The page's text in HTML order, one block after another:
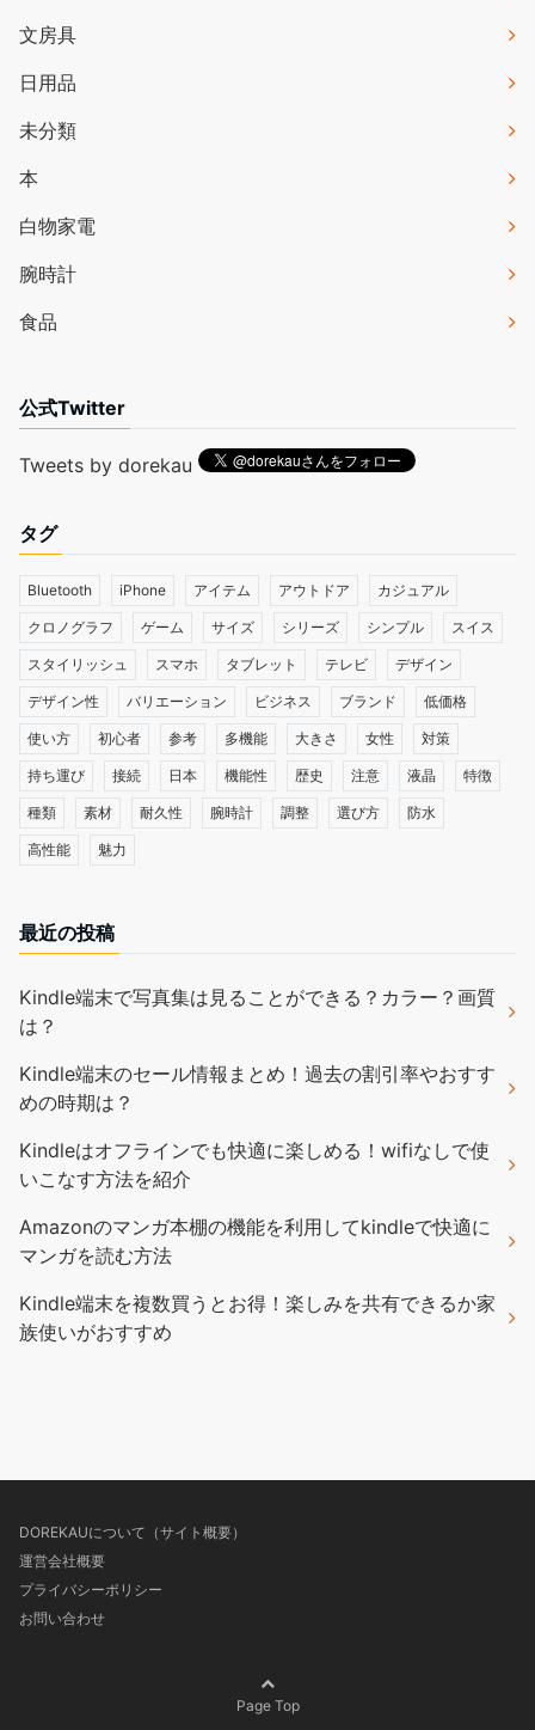
文房具
日用品
未分類
本
白物家電
腕時計
食品
公式Twitter
Tweets by dorekau
タグ
Bluetooth iPhone アイテム アウトドア カジュアル
クロノグラフ ゲーム サイズ シリーズ シンプル スイス
スタイリッシュ スマホ タブレット テレビ デザイン
デザイン性 バリエーション ビジネス ブランド 低価格
使い方 初心者 参考 多機能 大きさ 女性 対策
持ち運び 接続 日本 機能性 歴史 注意 液晶 特徴
種類 素材 耐久性 腕時計 調整 選び方 防水
高性能 魅力
最近の投稿
Kindle端末で写真集は見ることができる？カラー？画質
は？
Kindle端末のセール情報まとめ！過去の割引率やおすす
めの時期は？
Kindleはオフラインでも快適に楽しめる！wifiなしで使
いこなす方法を紹介
Amazonのマンガ本棚の機能を利用してkindleで快適に
マンガを読む方法
Kindle端末を複数買うとお得！楽しみを共有できるか家
族使いがおすすめ
DOREKAUについて（サイト概要）
運営会社概要
プライバシーポリシー
お問い合わせ
Page Top